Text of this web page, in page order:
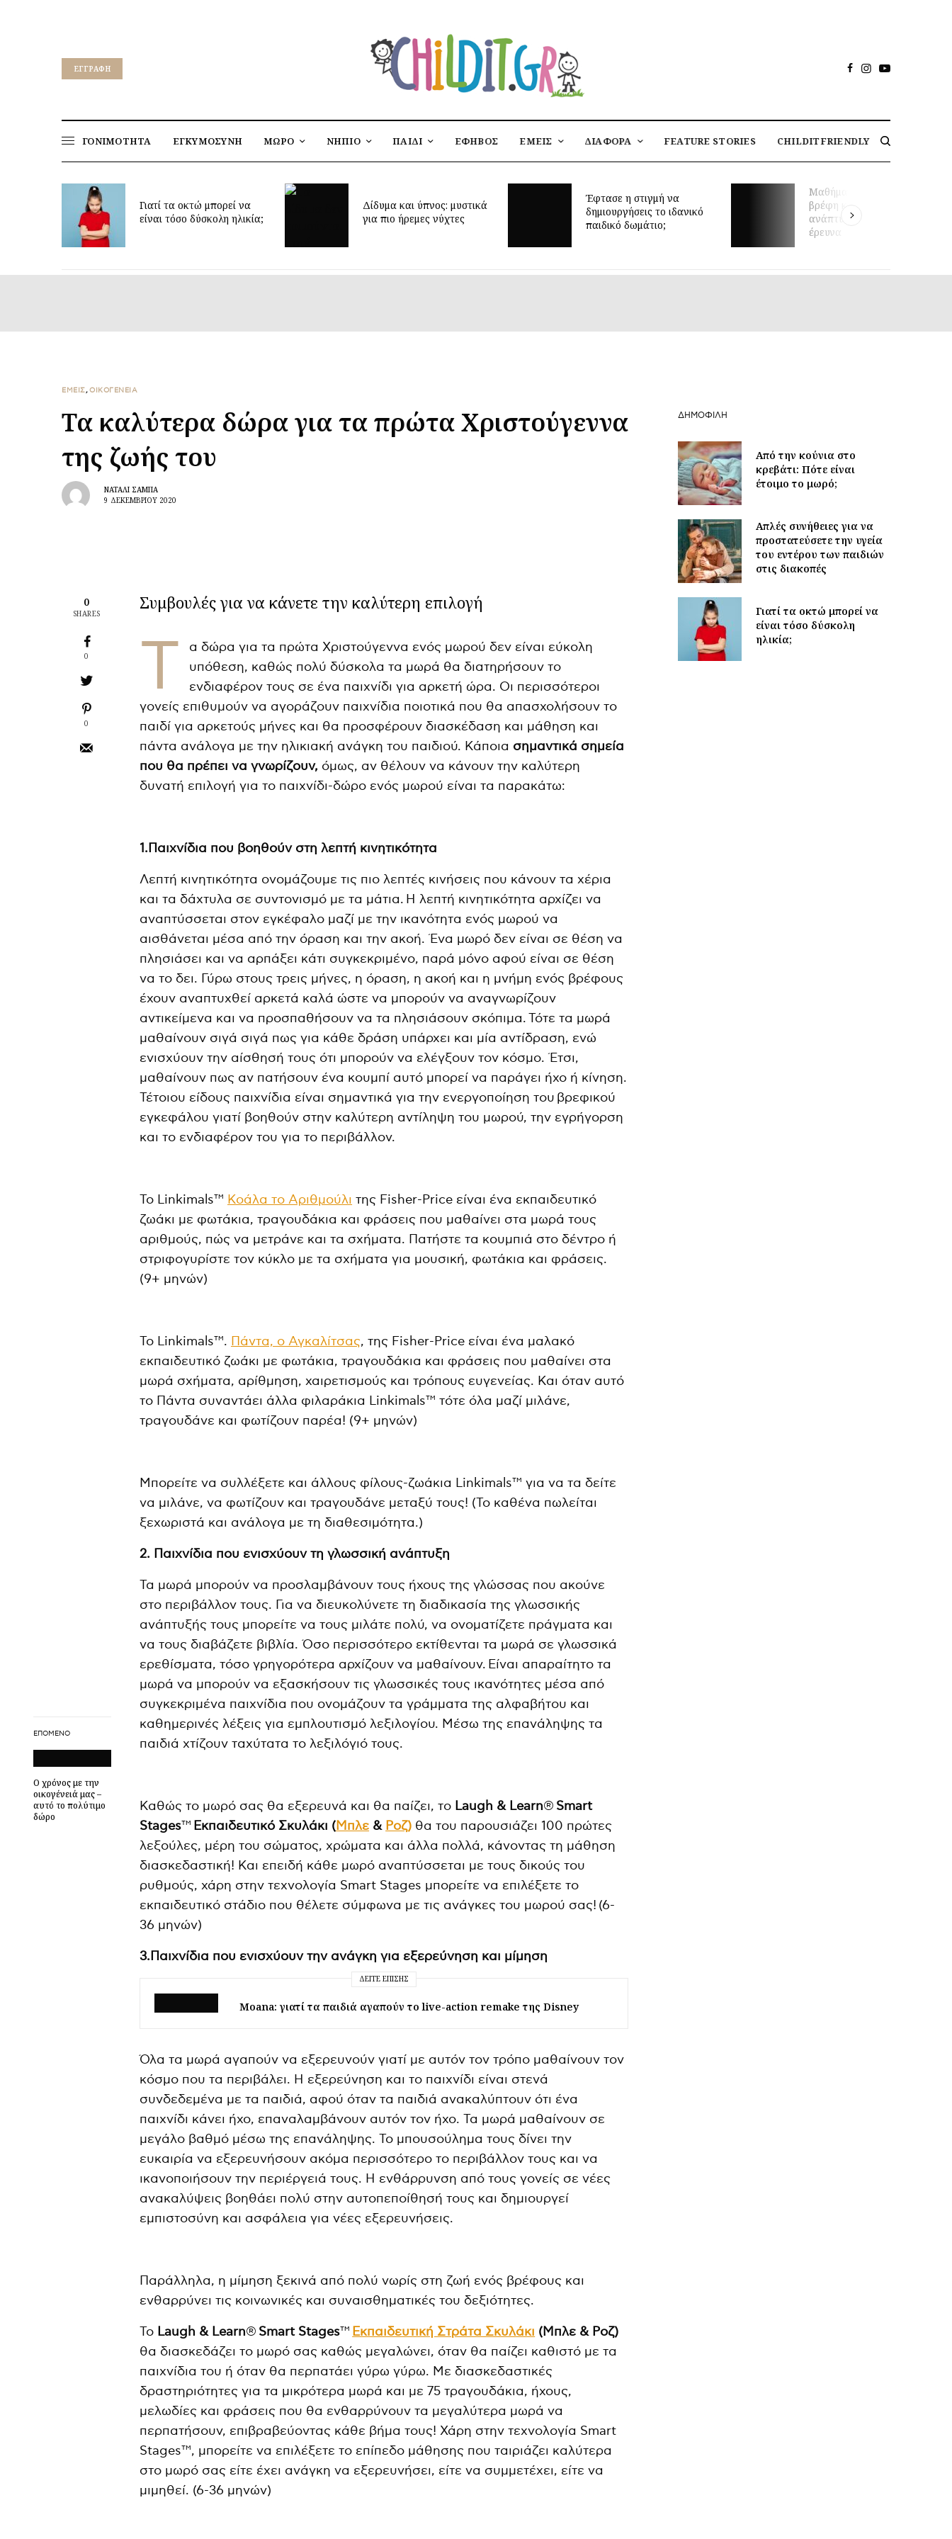
EΓΓΡΑΦΉ
ΓΟΝΙΜΟΤΗΤΑ ΕΓΚΥΜΟΣΥΝΗ ΜΩΡΟ ΝΗΠΙΟ ΠΑΙΔΙ ΕΦΗΒΟΣ ΕΜΕΙΣ ΔΙΑΦΟΡΑ FEATURE STORIES CHILDITFRIENDLY
Γιατί τα οκτώ μπορεί να
είναι τόσο δύσκολη ηλικία;
Δίδυμα και ύπνος: μυστικά
για πιο ήρεμες νύχτες
Έφτασε η στιγμή να
δημιουργήσεις το ιδανικό
παιδικό δωμάτιο;
Μαθήματα κολύμβησης για
βρέφη και πρώιμη κινητική
ανάπτυξη: τι δείχνει νέα
έρευνα
ΕΜΕΙΣ,ΟΙΚΟΓΕΝΕΙΑ
Τα καλύτερα δώρα για τα πρώτα Χριστούγεννα
της ζωής του
ΝΑΤΑΛΊ ΣΑΜΠΆ
9 ΔΕΚΕΜΒΡΊΟΥ 2020
0
SHARES
0
0
ΕΠΌΜΕΝΟ
Ο χρόνος με την
οικογένειά μας –
αυτό το πολύτιμο
δώρο
Συμβουλές για να κάνετε την καλύτερη επιλογή
T
α δώρα για τα πρώτα Χριστούγεννα ενός μωρού δεν είναι εύκολη
υπόθεση, καθώς πολύ δύσκολα τα μωρά θα διατηρήσουν το
ενδιαφέρον τους σε ένα παιχνίδι για αρκετή ώρα. Οι περισσότεροι
γονείς επιθυμούν να αγοράζουν παιχνίδια ποιοτικά που θα απασχολήσουν το
παιδί για αρκετούς μήνες και θα προσφέρουν διασκέδαση και μάθηση και
πάντα ανάλογα με την ηλικιακή ανάγκη του παιδιού. Κάποια σημαντικά σημεία
που θα πρέπει να γνωρίζουν, όμως, αν θέλουν να κάνουν την καλύτερη
δυνατή επιλογή για το παιχνίδι-δώρο ενός μωρού είναι τα παρακάτω:
1.Παιχνίδια που βοηθούν στη λεπτή κινητικότητα
Λεπτή κινητικότητα ονομάζουμε τις πιο λεπτές κινήσεις που κάνουν τα χέρια
και τα δάχτυλα σε συντονισμό με τα μάτια. Η λεπτή κινητικότητα αρχίζει να
αναπτύσσεται στον εγκέφαλο μαζί με την ικανότητα ενός μωρού να
αισθάνεται μέσα από την όραση και την ακοή. Ένα μωρό δεν είναι σε θέση να
πλησιάσει και να αρπάξει κάτι συγκεκριμένο, παρά μόνο αφού είναι σε θέση
να το δει. Γύρω στους τρεις μήνες, η όραση, η ακοή και η μνήμη ενός βρέφους
έχουν αναπτυχθεί αρκετά καλά ώστε να μπορούν να αναγνωρίζουν
αντικείμενα και να προσπαθήσουν να τα πλησιάσουν σκόπιμα. Τότε τα μωρά
μαθαίνουν σιγά σιγά πως για κάθε δράση υπάρχει και μία αντίδραση, ενώ
ενισχύουν την αίσθησή τους ότι μπορούν να ελέγξουν τον κόσμο. Έτσι,
μαθαίνουν πως αν πατήσουν ένα κουμπί αυτό μπορεί να παράγει ήχο ή κίνηση.
Τέτοιου είδους παιχνίδια είναι σημαντικά για την ενεργοποίηση του βρεφικού
εγκεφάλου γιατί βοηθούν στην καλύτερη αντίληψη του μωρού, την εγρήγορση
και το ενδιαφέρον του για το περιβάλλον.
To Linkimals™ Κοάλα το Αριθμούλι της Fisher-Price είναι ένα εκπαιδευτικό
ζωάκι με φωτάκια, τραγουδάκια και φράσεις που μαθαίνει στα μωρά τους
αριθμούς, πώς να μετράνε και τα σχήματα. Πατήστε τα κουμπιά στο δέντρο ή
στριφογυρίστε τον κύκλο με τα σχήματα για μουσική, φωτάκια και φράσεις.
(9+ μηνών)
To Linkimals™. Πάντα, ο Αγκαλίτσας, της Fisher-Price είναι ένα μαλακό
εκπαιδευτικό ζωάκι με φωτάκια, τραγουδάκια και φράσεις που μαθαίνει στα
μωρά σχήματα, αρίθμηση, χαιρετισμούς και τρόπους ευγενείας. Και όταν αυτό
το Πάντα συναντάει άλλα φιλαράκια Linkimals™ τότε όλα μαζί μιλάνε,
τραγουδάνε και φωτίζουν παρέα! (9+ μηνών)
Μπορείτε να συλλέξετε και άλλους φίλους-ζωάκια Linkimals™ για να τα δείτε
να μιλάνε, να φωτίζουν και τραγουδάνε μεταξύ τους! (Το καθένα πωλείται
ξεχωριστά και ανάλογα με τη διαθεσιμότητα.)
2. Παιχνίδια που ενισχύουν τηγλωσσική ανάπτυξη
Τα μωρά μπορούν να προσλαμβάνουν τους ήχους της γλώσσας που ακούνε
στο περιβάλλον τους. Για να διευκολύνετε τη διαδικασία της γλωσσικής
ανάπτυξής τους μπορείτε να τους μιλάτε πολύ, να ονοματίζετε πράγματα και
να τους διαβάζετε βιβλία. Όσο περισσότερο εκτίθενται τα μωρά σε γλωσσικά
ερεθίσματα, τόσο γρηγορότερα αρχίζουν να μαθαίνουν. Είναι απαραίτητο τα
μωρά να μπορούν να εξασκήσουν τις γλωσσικές τους ικανότητες μέσα από
συγκεκριμένα παιχνίδια που ονομάζουν τα γράμματα της αλφαβήτου και
καθημερινές λέξεις για εμπλουτισμό λεξιλογίου. Μέσω της επανάληψης τα
παιδιά χτίζουν ταχύτατα το λεξιλόγιό τους.
Καθώς το μωρό σας θα εξερευνά και θα παίζει, το Laugh & Learn® Smart
Stages™ Εκπαιδευτικό Σκυλάκι (Μπλε & Ροζ) θα του παρουσιάζει 100 πρώτες
λεξούλες, μέρη του σώματος, χρώματα και άλλα πολλά, κάνοντας τη μάθηση
διασκεδαστική! Και επειδή κάθε μωρό αναπτύσσεται με τους δικούς του
ρυθμούς, χάρη στην τεχνολογία Smart Stages μπορείτε να επιλέξετε το
εκπαιδευτικό στάδιο που θέλετε σύμφωνα με τις ανάγκες του μωρού σας! (6-
36 μηνών)
3.Παιχνίδια που ενισχύουν την ανάγκη για εξερεύνηση και μίμηση
ΔΕΊΤΕ ΕΠΊΣΗΣ
Moana: γιατί τα παιδιά αγαπούν το live-action remake της Disney
Όλα τα μωρά αγαπούν να εξερευνούν γιατί με αυτόν τον τρόπο μαθαίνουν τον
κόσμο που τα περιβάλει. Η εξερεύνηση και το παιχνίδι είναι στενά
συνδεδεμένα με τα παιδιά, αφού όταν τα παιδιά ανακαλύπτουν ότι ένα
παιχνίδι κάνει ήχο, επαναλαμβάνουν αυτόν τον ήχο. Τα μωρά μαθαίνουν σε
μεγάλο βαθμό μέσω της επανάληψης. Το μπουσούλημα τους δίνει την
ευκαιρία να εξερευνήσουν ακόμα περισσότερο το περιβάλλον τους και να
ικανοποιήσουν την περιέργειά τους. Η ενθάρρυνση από τους γονείς σε νέες
ανακαλύψεις βοηθάει πολύ στην αυτοπεποίθησή τους και δημιουργεί
εμπιστοσύνη και ασφάλεια για νέες εξερευνήσεις.
Παράλληλα, η μίμηση ξεκινά από πολύ νωρίς στη ζωή ενός βρέφους και
ενθαρρύνει τις κοινωνικές και συναισθηματικές του δεξιότητες.
Το Laugh & Learn® Smart Stages™ Εκπαιδευτική Στράτα Σκυλάκι (Μπλε & Ροζ)
θα διασκεδάζει το μωρό σας καθώς μεγαλώνει, όταν θα παίζει καθιστό με τα
παιχνίδια του ή όταν θα περπατάει γύρω γύρω. Με διασκεδαστικές
δραστηριότητες για τα μικρότερα μωρά και με 75 τραγουδάκια, ήχους,
μελωδίες και φράσεις που θα ενθαρρύνουν τα μεγαλύτερα μωρά να
περπατήσουν, επιβραβεύοντας κάθε βήμα τους! Χάρη στην τεχνολογία Smart
Stages™, μπορείτε να επιλέξετε το επίπεδο μάθησης που ταιριάζει καλύτερα
στο μωρό σας είτε έχει ανάγκη να εξερευνήσει, είτε να συμμετέχει, είτε να
μιμηθεί. (6-36 μηνών)
ΔΗΜΟΦΙΛΉ
Από την κούνια στο
κρεβάτι: Πότε είναι
έτοιμο το μωρό;
Απλές συνήθειες για να
προστατεύσετε την υγεία
του εντέρου των παιδιών
στις διακοπές
Γιατί τα οκτώ μπορεί να
είναι τόσο δύσκολη
ηλικία;